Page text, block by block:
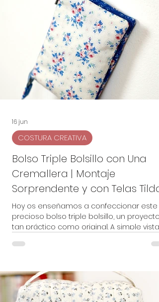
de realizar el proyecto completo,
aprenderéis cómo calcular las medidas
para adaptarlo al tamaño que necesitéi
Bolso Triple Bolsillo con Una
Cremallera | Montaje
Sorprendente y con Telas Tilda
Hoy os enseñamos a confeccionar este
precioso bolso triple bolsillo, un proyecto
tan práctico como original. A simple vista
esconde un detalle muy especial que
sorprendente y con una sola cremallera.
lo largo del vídeo veremos todo el
paso a paso para que podáis realizarlo
COSTURA CREATIVA
16 jun